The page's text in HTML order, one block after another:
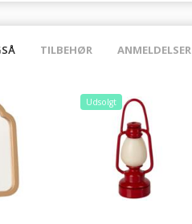
TILBEHØR ANMELDELSER
Udsolgt